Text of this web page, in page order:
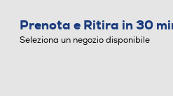
Prenota e Ritira in 30
Seleziona un negozio disponibile